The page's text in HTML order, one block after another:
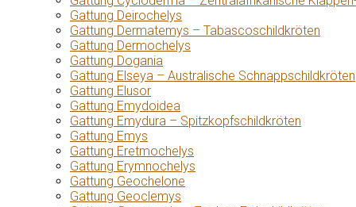
Gattung Deirochelys
Gattung Dermatemys – Tabascoschildkröten
Gattung Dermochelys
Gattung Dogania
Gattung Elseya – Australische Schnappschildkröten
Gattung Elusor
Gattung Emydoidea
Gattung Emydura – Spitzkopfschildkröten
Gattung Emys
Gattung Eretmochelys
Gattung Erymnochelys
Gattung Geochelone
Gattung Geoclemys